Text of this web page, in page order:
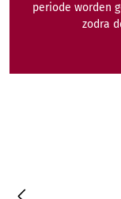
periode worden
zodra